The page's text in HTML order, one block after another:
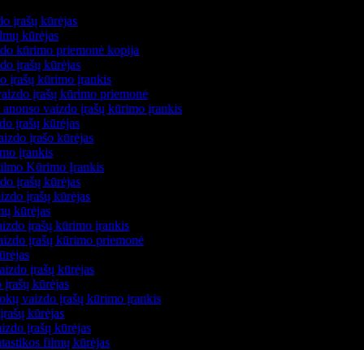
įrašų kūrėjas
kūrėjas
kūrimo priemonė kopija
įrašų kūrėjas
įrašų kūrimo įrankis
įrašų kūrimo priemonė
anonso vaizdo įrašų kūrimo įrankis
įrašų kūrėjas
įrašo kūrėjas
įrankis
Kūrimo Įrankis
įrašų kūrėjas
įrašų kūrėjas
kūrėjas
įrašų kūrimo įrankis
įrašų kūrimo priemonė
įrašų kūrėjas
įrašų kūrėjas
vaizdo įrašų kūrimo įrankis
kūrėjas
įrašų kūrėjas
filmų kūrėjas